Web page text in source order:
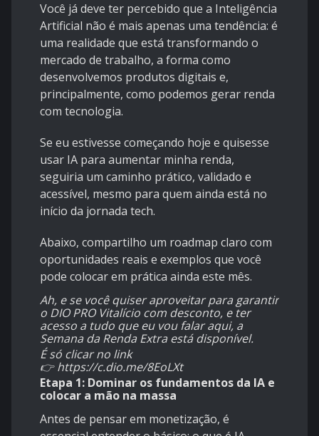
Você já deve ter percebido que a Inteligência
Artificial não é mais apenas uma tendência: é
uma realidade que está transformando o
mercado de trabalho, a forma como
desenvolvemos produtos digitais e,
principalmente, como podemos gerar renda
com tecnologia.
Se eu estivesse começando hoje e quisesse
usar IA para aumentar minha renda,
seguiria um caminho prático, validado e
acessível, mesmo para quem ainda está no
início da jornada tech.
Abaixo, compartilho um roadmap claro com
oportunidades reais e exemplos que você
pode colocar em prática ainda este mês.
Ah, e se você quiser aproveitar para garantir
o DIO PRO Vitalício com desconto, e ter
acesso a tudo que eu vou falar aqui, a
Semana da Renda Extra está disponível.
É só clicar no link
👉https://c.dio.me/8EoLXt
Etapa 1: Dominar os fundamentos da IA e
colocar a mão na massa
Antes de pensar em monetização, é